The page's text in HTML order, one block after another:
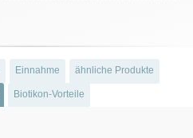
Einnahme ähnliche Produkte
Biotikon-Vorteile